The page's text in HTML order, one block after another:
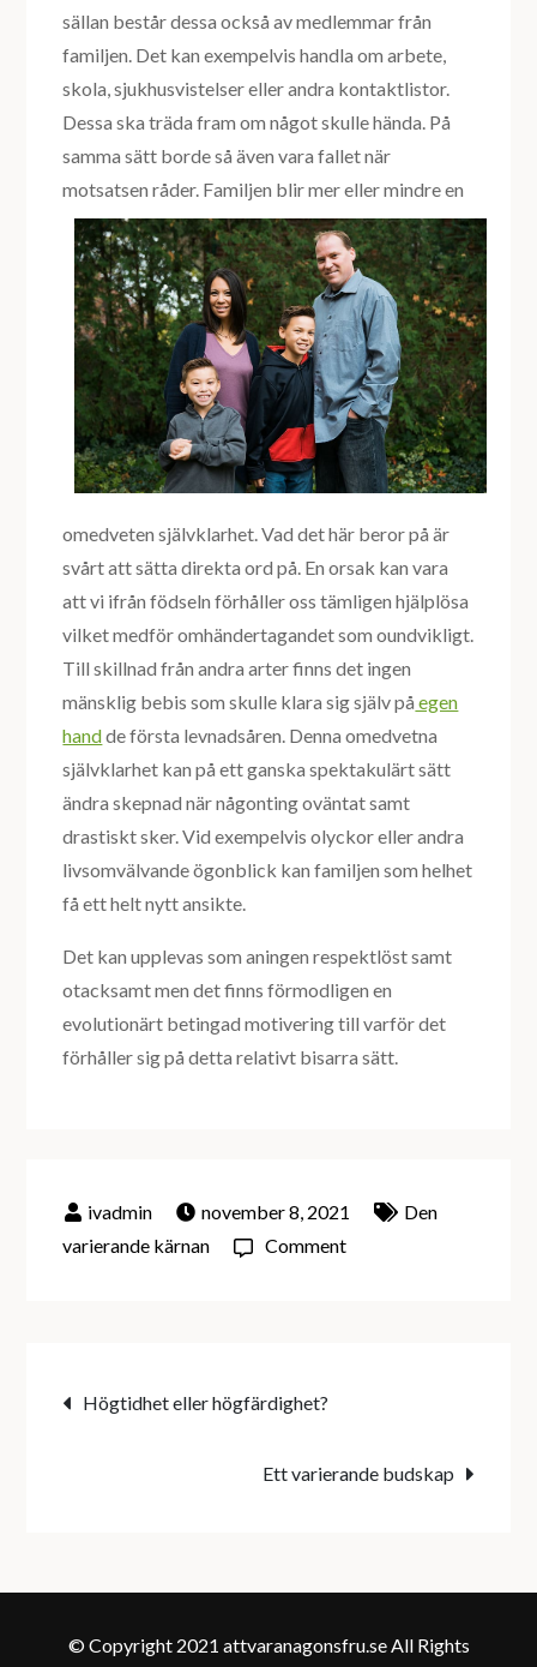
sällan består dessa också av medlemmar från
familjen. Det kan exempelvis handla om arbete,
skola, sjukhusvistelser eller andra kontaktlistor.
Dessa ska träda fram om något skulle hända. På
samma sätt borde så även vara fallet när
motsatsen råder. Familjen blir mer eller mindre en
omedveten självklarhet. Vad det här beror på är
svårt att sätta direkta ord på. En orsak kan vara
att vi ifrån födseln förhåller oss tämligen hjälplösa
vilket medför omhändertagandet som oundvikligt.
Till skillnad från andra arter finns det ingen
mänsklig bebis som skulle klara sig själv på egen
handde första levnadsåren. Denna omedvetna
självklarhet kan på ett ganska spektakulärt sätt
ändra skepnad när någonting oväntat samt
drastiskt sker. Vid exempelvis olyckor eller andra
livsomvälvande ögonblick kan familjen som helhet
få ett helt nytt ansikte.
Det kan upplevas som aningen respektlöst samt
otacksamt men det finns förmodligen en
evolutionärt betingad motivering till varför det
förhåller sig på detta relativt bisarra sätt.
november 8, 2021
Den
varierande kärnan
Commenton
Inläggsnavigering
Högtidhet eller högfärdighet?
Ett varierande budskap
© Copyright 2021 attvaranagonsfru.se All Rights